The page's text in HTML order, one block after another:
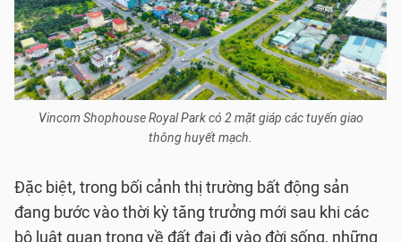
Vincom Shophouse Royal Park có 2 mặt giáp các tuyến giao
thông huyết mạch.
Đặc biệt, trong bối cảnh thị trường bất động sản
đang bước vào thời kỳ tăng trưởng mới sau khi các
bộ luật quan trọng về đất đai đi vào đời sống, những